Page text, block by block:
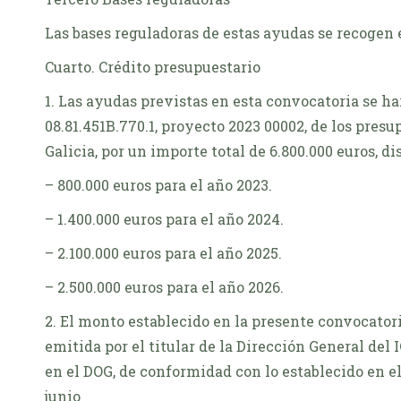
Las bases reguladoras de estas ayudas se
Cuarto. Crédito presupuestario
1. Las ayudas previstas en esta convocatoria se
08.81.451B.770.1, proyecto 2023 00002, de los
Galicia, por un importe total de 6.800.000 euros,
– 800.000 euros para el año 2023.
– 1.400.000 euros para el año 2024.
– 2.100.000 euros para el año 2025.
– 2.500.000 euros para el año 2026.
2. El monto establecido en la presente
emitida por el titular de la Dirección General del
en el DOG, de conformidad con lo establecido en
junio